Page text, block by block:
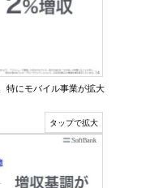
特にモバイル事業が拡大